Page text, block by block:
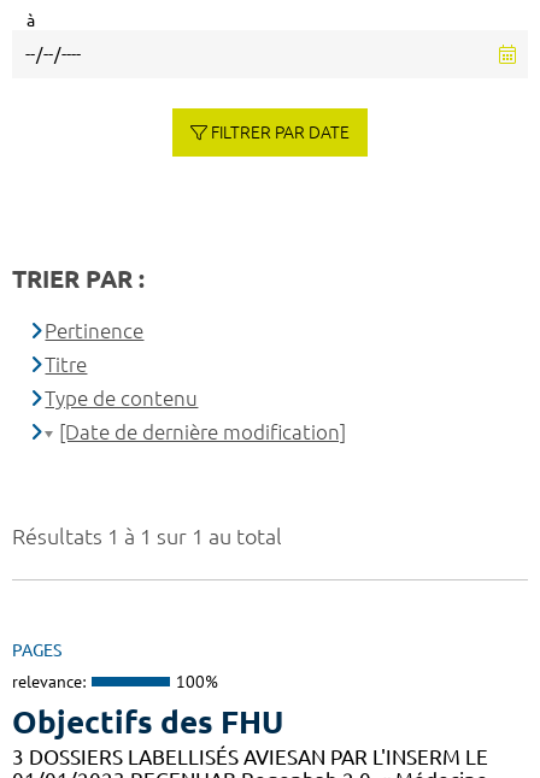
Résultats 1 à 1 sur 1 au total
PAGES
relevance: 100%
Objectifs des FHU
3 DOSSIERS LABELLISÉS AVIESAN PAR L'INSERM LE
à
FILTRER PAR DATE
TRIER PAR :
Pertinence
Titre
Type de contenu
[Date de dernière modification]